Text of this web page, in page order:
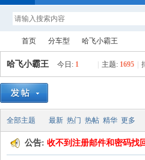
»
首页
›
分车型 哈飞小霸王
哈飞小霸王 今日: 1 主题: 1695
全部主题 最新 热门 热帖 精华 更多
公告: 收不到注册邮件和密码找